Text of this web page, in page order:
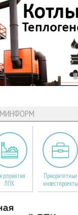
ЛПК
Приоритетные
инвестпроекты